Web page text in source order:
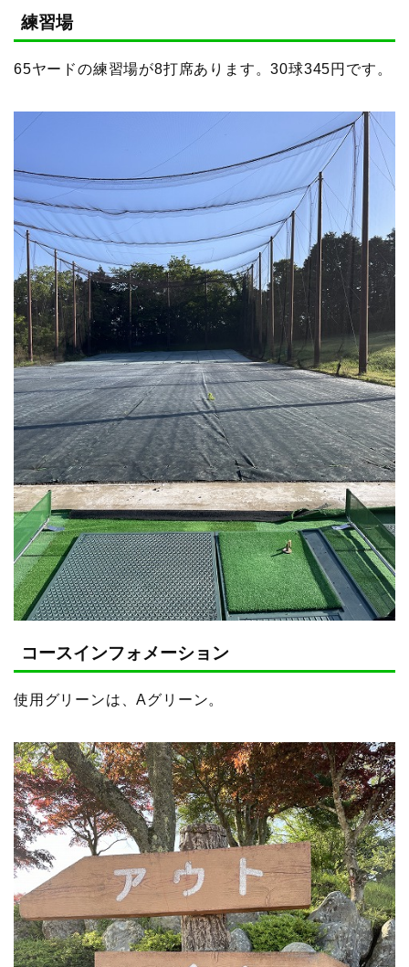
練習場
65ヤードの練習場が8打席あります。30球345円です。
コースインフォメーション
使用グリーンは、Aグリーン。